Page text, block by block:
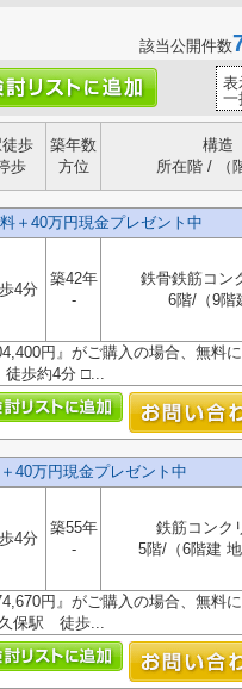
該当公開件数
表
一
歩
歩
築年数
方位
構造
所在階 / （
＋40万円現金プレゼント中
4分
築42年
-
鉄骨鉄筋コン
6階/（9階
円』がご購入の場合、無料
歩約4分 □...
40万円現金プレゼント中
4分
築55年
-
鉄筋コンク
5階/（6階建 地
円』がご購入の場合、無料
保駅 徒歩...